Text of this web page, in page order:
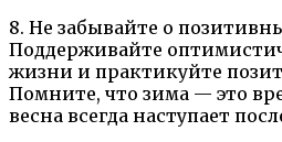
8. Не забывайте о
Поддерживайте
жизни и практикуйте
Помните, что зима — это
весна всегда наступает